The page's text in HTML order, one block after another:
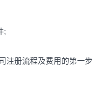
;
册流程及费用的第一步